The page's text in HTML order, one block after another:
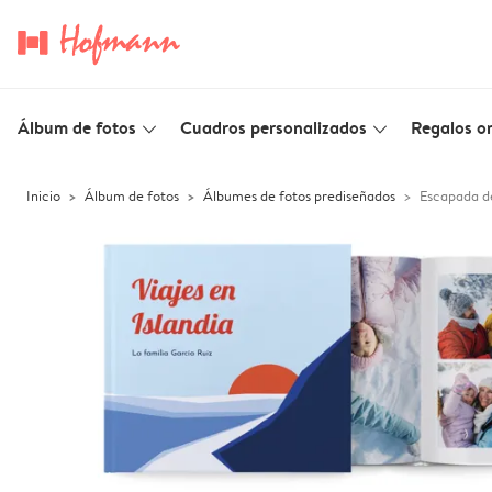
Álbum de fotos slim_arrow_down Cuadros personalizados slim_arrow_down Regalos
Inicio Álbum de fotos Álbumes de fotos prediseñados Escapada